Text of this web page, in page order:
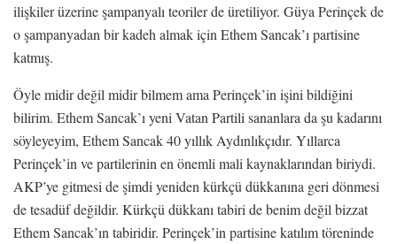
ilişkiler üzerine şampanyalı teoriler de üretiliyor. Güya Perinçek de
o şampanyadan bir kadeh almak için Ethem Sancak’ı partisine
katmış.
Öyle midir değil midir bilmem ama Perinçek’in işini bildiğini
bilirim. Ethem Sancak’ı yeni Vatan Partili sananlara da şu kadarını
söyleyeyim, Ethem Sancak 40 yıllık Aydınlıkçıdır. Yıllarca
Perinçek’in ve partilerinin en önemli mali kaynaklarından biriydi.
AKP’ye gitmesi de şimdi yeniden kürkçü dükkanına geri dönmesi
de tesadüf değildir. Kürkçü dükkanı tabiri de benim değil bizzat
Ethem Sancak’ın tabiridir. Perinçek’in partisine katılım töreninde